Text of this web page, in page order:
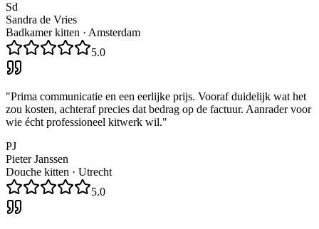
Sd
Sandra de Vries
Badkamer kitten · Amsterdam
5.0
"Prima communicatie en een eerlijke prijs. Vooraf duidelijk wat het
zou kosten, achteraf precies dat bedrag op de factuur. Aanrader voor
wie écht professioneel kitwerk wil."
PJ
Pieter Janssen
Douche kitten · Utrecht
5.0